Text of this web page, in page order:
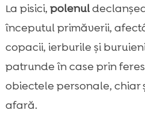
La pisici, polenul
începutul primăverii,
copacii, ierburile și
patrunde în case prin
obiectele personale, chiar
afară.